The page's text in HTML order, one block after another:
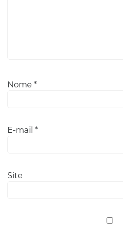
Nome *
E-mail *
Site